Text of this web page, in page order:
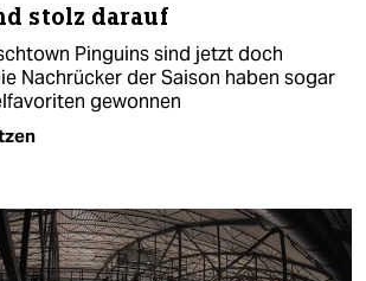
stolz darauf
Pinguins sind jetzt doch
Nachrücker der Saison haben sogar
gewonnen